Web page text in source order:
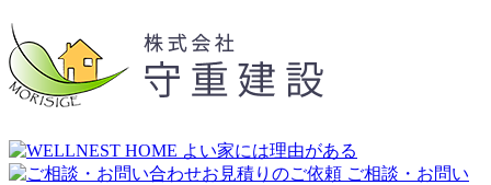
ご相談・お問い